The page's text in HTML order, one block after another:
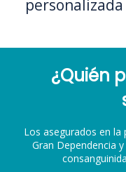
¿Quién
Los asegurados en la
Gran Dependencia